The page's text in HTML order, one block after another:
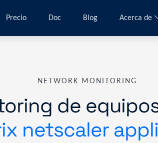
Precio Doc Blog Acerca de
NETWORK MONITORING
de
netscaler